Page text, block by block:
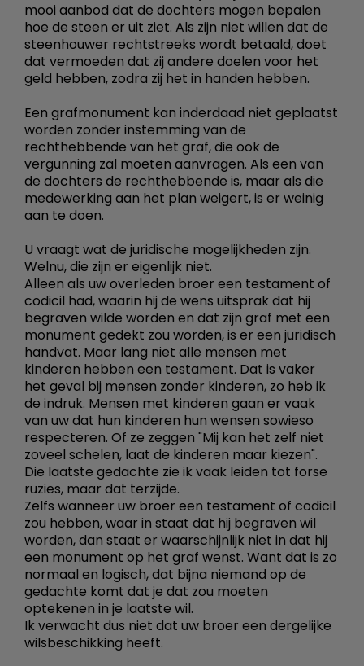
mooi aanbod dat de dochters mogen bepalen
hoe de steen er uit ziet. Als zijn niet willen dat de
steenhouwer rechtstreeks wordt betaald, doet
dat vermoeden dat zij andere doelen voor het
geld hebben, zodra zij het in handen hebben.
Een grafmonument kan inderdaad niet geplaatst
worden zonder instemming van de
rechthebbende van het graf, die ook de
vergunning zal moeten aanvragen. Als een van
de dochters de rechthebbende is, maar als die
medewerking aan het plan weigert, is er weinig
aan te doen.
U vraagt wat de juridische mogelijkheden zijn.
Welnu, die zijn er eigenlijk niet.
Alleen als uw overleden broer een testament of
codicil had, waarin hij de wens uitsprak dat hij
begraven wilde worden en dat zijn graf met een
monument gedekt zou worden, is er een juridisch
handvat. Maar lang niet alle mensen met
kinderen hebben een testament. Dat is vaker
het geval bij mensen zonder kinderen, zo heb ik
de indruk. Mensen met kinderen gaan er vaak
van uw dat hun kinderen hun wensen sowieso
respecteren. Of ze zeggen "Mij kan het zelf niet
zoveel schelen, laat de kinderen maar kiezen".
Die laatste gedachte zie ik vaak leiden tot forse
ruzies, maar dat terzijde.
Zelfs wanneer uw broer een testament of codicil
zou hebben, waar in staat dat hij begraven wil
worden, dan staat er waarschijnlijk niet in dat hij
een monument op het graf wenst. Want dat is zo
normaal en logisch, dat bijna niemand op de
gedachte komt dat je dat zou moeten
optekenen in je laatste wil.
Ik verwacht dus niet dat uw broer een dergelijke
wilsbeschikking heeft.